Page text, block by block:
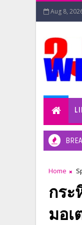
Aug 8,
Home
กระ
มอเ